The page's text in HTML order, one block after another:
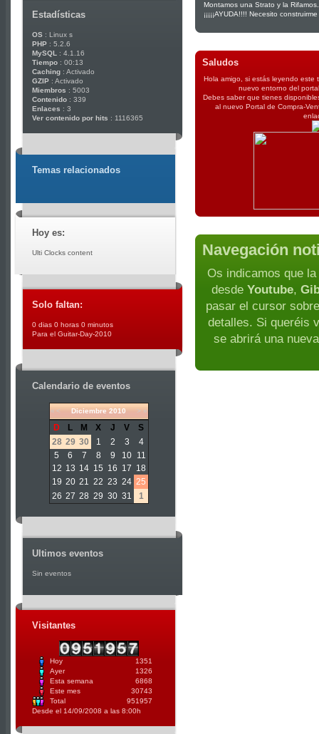
Estadísticas
OS : Linux s
PHP : 5.2.6
MySQL
: 4.1.16
Tiempo : 00:13
Caching : Activado
GZIP : Activado
Miembros : 5003
Contenido : 339
Enlaces : 3
Ver contenido por hits : 1116365
Temas relacionados
Hoy es:
Ulti Clocks content
Solo faltan:
0 dias 0 horas 0 minutos
Para el Guitar-Day-2010
Calendario de eventos
« < Diciembre 2010 > »
D L M X J V
S
28 29 30 1 2 3
4
5
6 7 8 9 10 11
12 13 14 15 16 17 18
19 20 21 22 23 24 25
26 27 28 29 30 31 1
Ultimos eventos
Sin eventos
Visitantes
Hoy
1351
Ayer
1326
Esta semana
6868
Este mes
30743
Total
951957
Desde el 14/09/2008 a las 8:00h
Montamos una Strato y la Rifamos.
¡¡¡¡¡AYUDA!!!! Necesito
Saludos
Hola amigo, si estás leyendo
nuevo entorno del
Debes saber que tienes
al nuevo Portal de Compra-
Navegación
Os indicamos que
desde Youtube,
pasar el cursor
detalles. Si queréis
se abrirá una